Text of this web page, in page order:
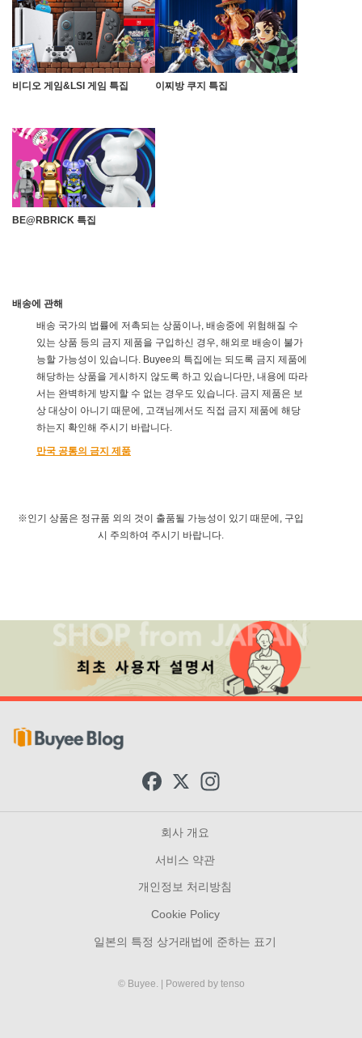
비디오 게임&LSI 게임 특집 이찌방 쿠지 특집
BE@RBRICK 특집
배송에 관해
배송 국가의 법률에 저촉되는 상품이나, 배송중에 위험해질 수
있는 상품 등의 금지 제품을 구입하신 경우, 해외로 배송이 불가
능할 가능성이 있습니다. Buyee의 특집에는 되도록 금지 제품에
해당하는 상품을 게시하지 않도록 하고 있습니다만, 내용에 따라
서는 완벽하게 방지할 수 없는 경우도 있습니다. 금지 제품은 보
상 대상이 아니기 때문에, 고객님께서도 직접 금지 제품에 해당
하는지 확인해 주시기 바랍니다.
만국 공통의 금지 제품
※인기 상품은 정규품 외의 것이 출품될 가능성이 있기 때문에, 구입
시 주의하여 주시기 바랍니다.
e
b
o
k
X
t
회사 개요
서비스 약관
개인정보 처리방침
Cookie Policy
일본의 특정 상거래법에 준하는 표기
© Buyee. | Powered by tenso